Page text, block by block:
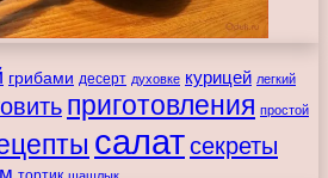
грибами десерт духовке курицей легкий
приготовления простой
салатсекреты